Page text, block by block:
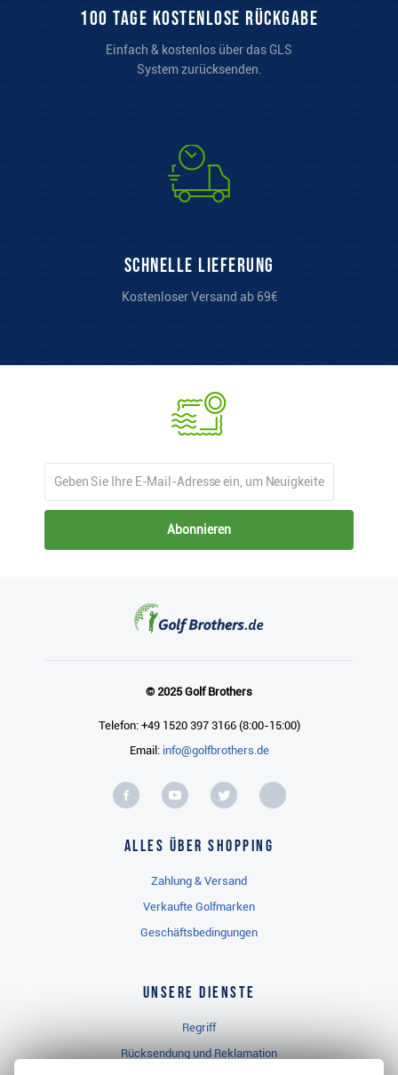
100 Tage kostenlose Rückgabe
Einfach & kostenlos über das GLS
System zurücksenden.
Schnelle Lieferung
Kostenloser Versand ab 69€
Abonnieren
© 2025 Golf Brothers
Telefon: +49 1520 397 3166 (8:00-15:00)
Email: info@golfbrothers.de
Alles über Shopping
Zahlung & Versand
Verkaufte Golfmarken
Geschäftsbedingungen
Unsere Dienste
Regriff
Rücksendung und Reklamation